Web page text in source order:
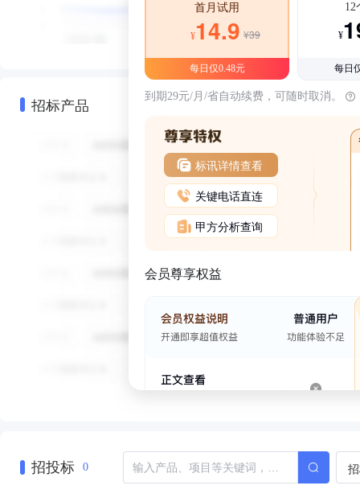
招标产品
首月试用
¥14.9 ¥39
每日仅0.48元
12
¥
每日
到期29元/月/省自动续费，可随时取消。
标讯详情查看
关键电话直连
甲方分析查询
会员尊享权益
招投标 0